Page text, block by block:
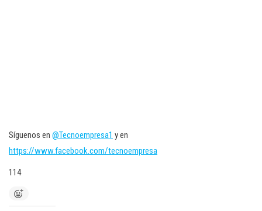
Síguenos en @Tecnoempresa1 y en
https://www.facebook.com/tecnoempresa
114